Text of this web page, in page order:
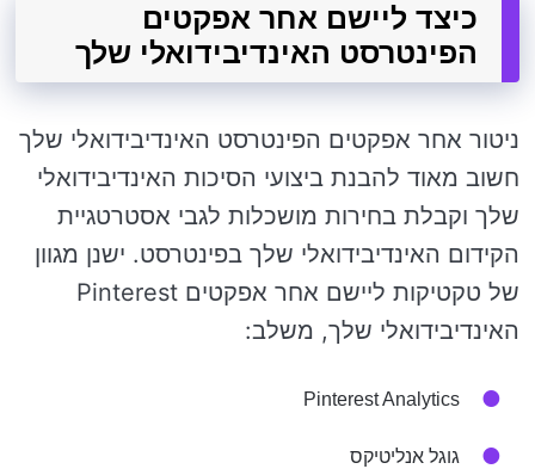
כיצד ליישם אחר אפקטים
הפינטרסט האינדיבידואלי שלך
ניטור אחר אפקטים הפינטרסט האינדיבידואלי שלך
חשוב מאוד להבנת ביצועי הסיכות האינדיבידואלי
שלך וקבלת בחירות מושכלות לגבי אסטרטגיית
הקידום האינדיבידואלי שלך בפינטרסט. ישנן מגוון
של טקטיקות ליישם אחר אפקטים Pinterest
האינדיבידואלי שלך, משלב:
Pinterest Analytics
גוגל אנליטיקס